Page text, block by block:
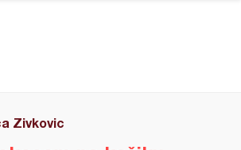
Zivkovic